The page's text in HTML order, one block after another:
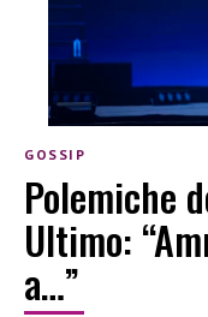
GOSSIP
Polemiche
Ultimo:
a…”